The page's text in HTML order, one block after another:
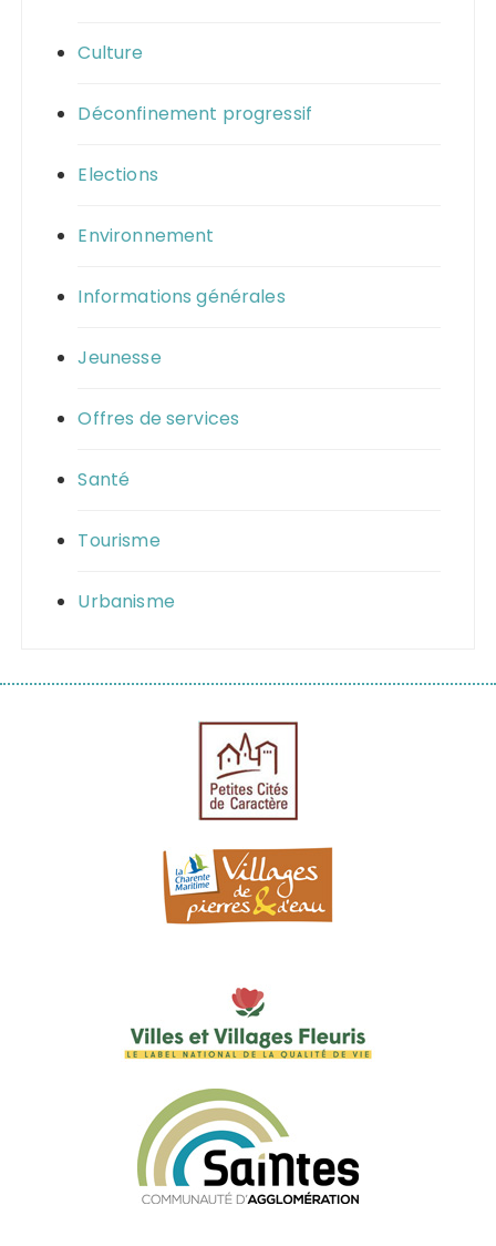
Culture
Déconfinement progressif
Elections
Environnement
Informations générales
Jeunesse
Offres de services
Santé
Tourisme
Urbanisme